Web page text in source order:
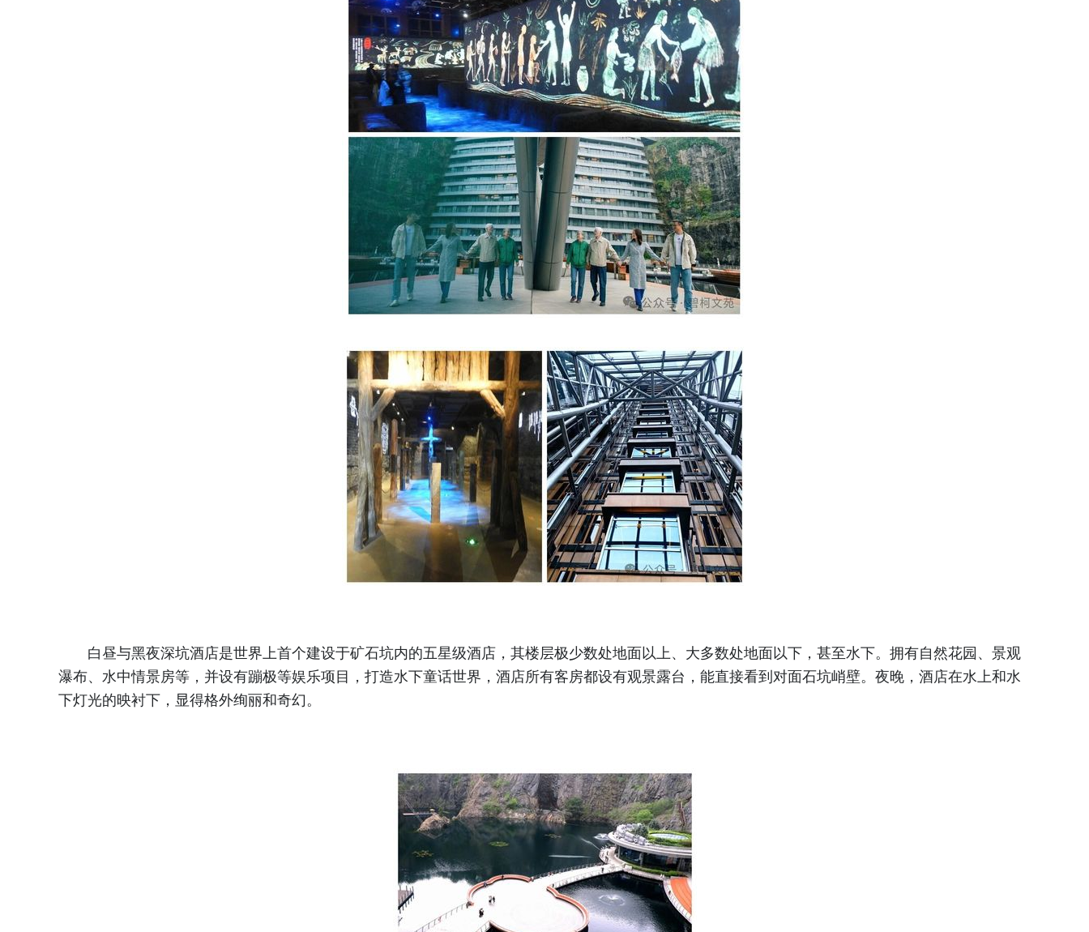
白昼与黑夜深坑酒店是世界上首个建设于矿石坑内的五星级酒店，其楼层极少数处地面以上、大多数处地面以下，甚至水下。拥有自然花园、景观
瀑布、水中情景房等，并设有蹦极等娱乐项目，打造水下童话世界，酒店所有客房都设有观景露台，能直接看到对面石坑峭壁。夜晚，酒店在水上和水
下灯光的映衬下，显得格外绚丽和奇幻。